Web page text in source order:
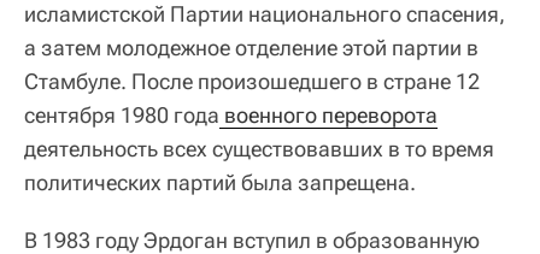
исламистской Партии национального спасения,
а затем молодежное отделение этой партии в
Стамбуле. После произошедшего в стране 12
сентября 1980 года военного переворота
деятельность всех существовавших в то время
политических партий была запрещена.
В 1983 году Эрдоган вступил в образованную